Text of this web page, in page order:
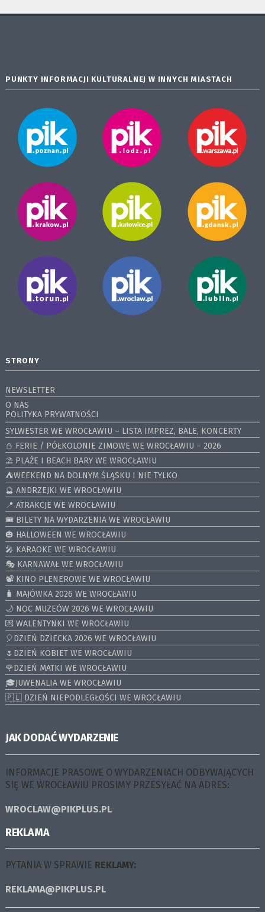
PUNKTY INFORMACJI KULTURALNEJ W INNYCH MIASTACH
STRONY
NEWSLETTER
O NAS
POLITYKA PRYWATNOŚCI
SYLWESTER WE WROCŁAWIU – LISTA IMPREZ, BALE, KONCERTY
⛄️ FERIE / PÓŁKOLONIE ZIMOWE WE WROCŁAWIU – 2026
⛱️ PLAŻE I BEACH BARY WE WROCŁAWIU
⛺️WEEKEND NA DOLNYM ŚLĄSKU I NIE TYLKO
🔮 ANDRZEJKI WE WROCŁAWIU
📍 ATRAKCJE WE WROCŁAWIU
🎟️ BILETY NA WYDARZENIA WE WROCŁAWIU
🎃 HALLOWEEN WE WROCŁAWIU
🎤 KARAOKE WE WROCŁAWIU
🎭 KARNAWAŁ WE WROCŁAWIU
📽️ KINO PLENEROWE WE WROCŁAWIU
🧳 MAJÓWKA 2026 WE WROCŁAWIU
🌙 NOC MUZEÓW 2026 WE WROCŁAWIU
💌 WALENTYNKI WE WROCŁAWIU
🎈DZIEŃ DZIECKA 2026 WE WROCŁAWIU
🌷DZIEŃ KOBIET WE WROCŁAWIU
🌹DZIEŃ MATKI WE WROCŁAWIU
🎓JUWENALIA WE WROCŁAWIU
🇵🇱 DZIEŃ NIEPODLEGŁOŚCI WE WROCŁAWIU
JAK DODAĆ WYDARZENIE
INFORMACJE PRASOWE O WYDARZENIACH ODBYWAJĄCYCH
SIĘ WE WROCŁAWIU PROSIMY PRZESYŁAĆ NA ADRES:
WROCLAW@PIKPLUS.PL
REKLAMA
PYTANIA W SPRAWIE REKLAMY:
REKLAMA@PIKPLUS.PL